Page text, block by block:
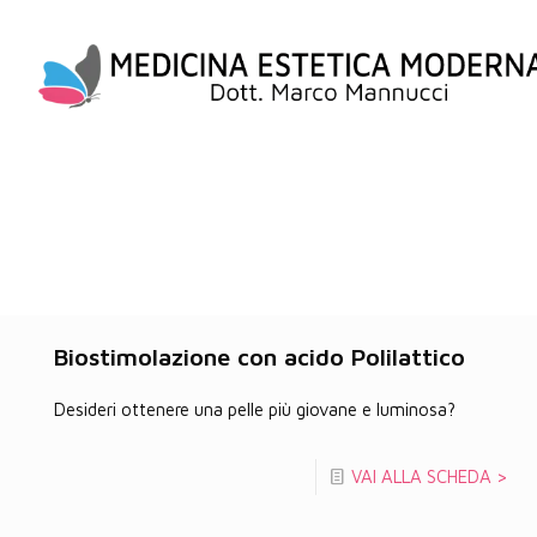
Biostimolazione con acido Polilattico
Desideri ottenere una pelle più giovane e luminosa?
VAI ALLA SCHEDA >